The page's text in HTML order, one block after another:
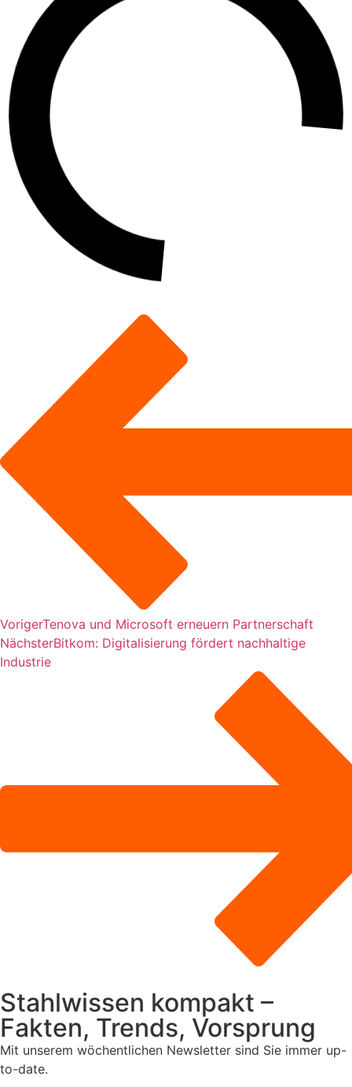
VorigerTenova und Microsoft erneuern Partnerschaft
NächsterBitkom: Digitalisierung fördert nachhaltige
Industrie
Stahlwissen kompakt –
Fakten, Trends, Vorsprung
Mit unserem wöchentlichen Newsletter sind Sie immer up-
to-date.